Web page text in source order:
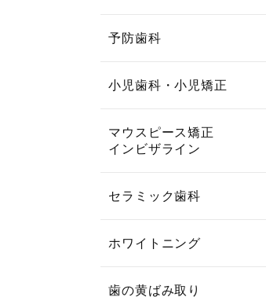
予防歯科
小児歯科・小児矯正
マウスピース矯正
インビザライン
セラミック歯科
ホワイトニング
歯の黄ばみ取り